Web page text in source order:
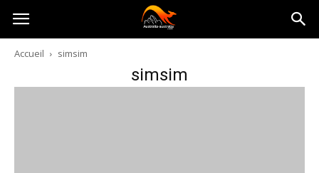
Australia-
australie.com
Accueil simsim
simsim